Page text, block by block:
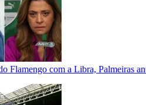
Flamengo com a Libra, Palmeiras